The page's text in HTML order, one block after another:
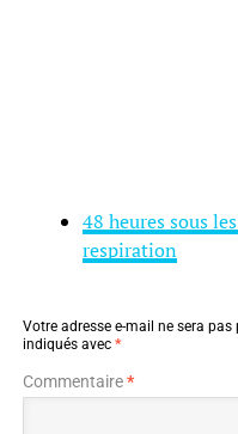
48 heures sous
respiration
Votre adresse e-mail ne sera pas
indiqués avec *
Commentaire*